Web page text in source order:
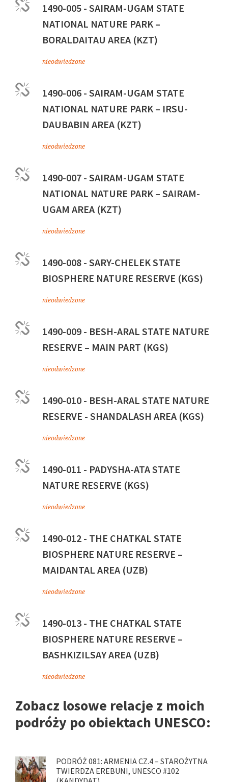
1490-005 - SAIRAM-UGAM STATE
NATIONAL NATURE PARK –
BORALDAITAU AREA (KZT)
nieodwiedzone
1490-006 - SAIRAM-UGAM STATE
NATIONAL NATURE PARK – IRSU-
DAUBABIN AREA (KZT)
nieodwiedzone
1490-007 - SAIRAM-UGAM STATE
NATIONAL NATURE PARK – SAIRAM-
UGAM AREA (KZT)
nieodwiedzone
1490-008 - SARY-CHELEK STATE
BIOSPHERE NATURE RESERVE (KGS)
nieodwiedzone
1490-009 - BESH-ARAL STATE NATURE
RESERVE – MAIN PART (KGS)
nieodwiedzone
1490-010 - BESH-ARAL STATE NATURE
RESERVE - SHANDALASH AREA (KGS)
nieodwiedzone
1490-011 - PADYSHA-ATA STATE
NATURE RESERVE (KGS)
nieodwiedzone
1490-012 - THE CHATKAL STATE
BIOSPHERE NATURE RESERVE –
MAIDANTAL AREA (UZB)
nieodwiedzone
1490-013 - THE CHATKAL STATE
BIOSPHERE NATURE RESERVE –
BASHKIZILSAY AREA (UZB)
nieodwiedzone
Zobacz losowe relacje z moich
podróży po obiektach UNESCO:
PODRÓŻ 081: ARMENIA CZ.4 – STAROŻYTNA
TWIERDZA EREBUNI, UNESCO #102